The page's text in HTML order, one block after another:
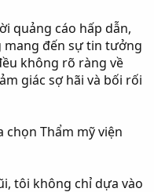
quảng cáo hấp dẫn,
đến sự tin tưởng
không rõ ràng về
giác sợ hãi và bối rối
chọn Thẩm mỹ viện
tôi không chỉ dựa vào